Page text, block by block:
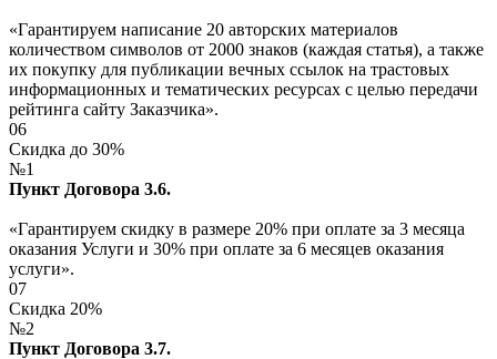
«Гарантируем написание 20 авторских материалов
количеством символов от 2000 знаков (каждая статья), а также
их покупку для публикации вечных ссылок на трастовых
информационных и тематических ресурсах с целью передачи
рейтинга сайту Заказчика».
06
Скидка до 30%
№1
Пункт Договора 3.6.
«Гарантируем скидку в размере 20% при оплате за 3 месяца
оказания Услуги и 30% при оплате за 6 месяцев оказания
услуги».
07
Скидка 20%
№2
Пункт Договора 3.7.